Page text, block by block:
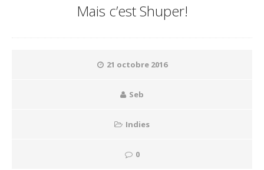
Mais c’est Shuper!
21 octobre 2016
Seb
Indies
0